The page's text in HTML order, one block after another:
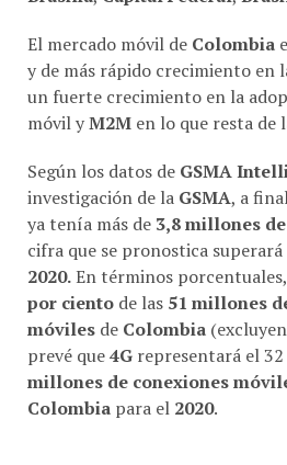
El mercado móvil de Colombia
y de más rápido crecimiento en
un fuerte crecimiento en la
móvil yM2M en lo que resta de
Según los datos de GSMA
investigación de la GSMA, a
ya tenía más de 3,8 millones
cifra que se pronostica superará
2020.En términos porcentuales,
por ciento de las 51 millones
móviles de Colombia
prevé que4G representará el
millones de conexiones
Colombia para el 2020.